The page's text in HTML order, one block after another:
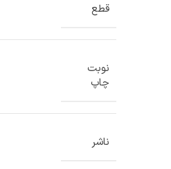
قطع
نوبت
چاپ
ناشر